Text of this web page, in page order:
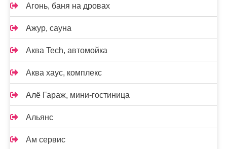
Агонь, баня на дровах
Ажур, сауна
Аква Tech, автомойка
Аква хаус, комплекс
Алё Гараж, мини-гостиница
Альянс
Ам сервис